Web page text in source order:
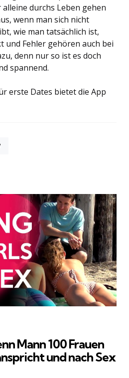
durchs Leben gehen
wenn man sich nicht
wie man tatsächlich ist,
und Fehler gehören auch bei
denn nur so ist es doch
spannend.
erste Dates bietet die App
Mann 100 Frauen
und nach Sex